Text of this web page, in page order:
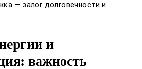
— залог долговечности и
и
важность